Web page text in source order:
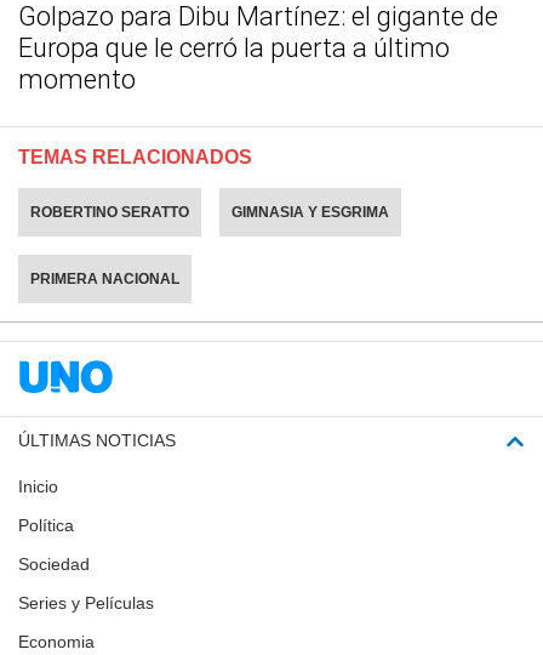
Golpazo para Dibu Martínez: el gigante de
Europa que le cerró la puerta a último
momento
TEMAS RELACIONADOS
ROBERTINO SERATTO GIMNASIA Y ESGRIMA
PRIMERA NACIONAL
ÚLTIMAS NOTICIAS
Inicio
Política
Sociedad
Series y Películas
Economia